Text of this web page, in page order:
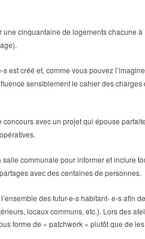
une cinquantaine de logements chacune
est créé et, comme vous pouvez
sensiblement le cahier des charges
concours avec un projet qui épouse
communale pour informer et inclure
avec des centaines de personnes.
des futur-e-s habitant- e-s afin
locaux communs, etc.). Lors des
forme de « patchwork » plutôt que de